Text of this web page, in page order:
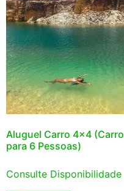
Aluguel Carro 4×4 (Carro
para 6 Pessoas)
Consulte Disponibilidade